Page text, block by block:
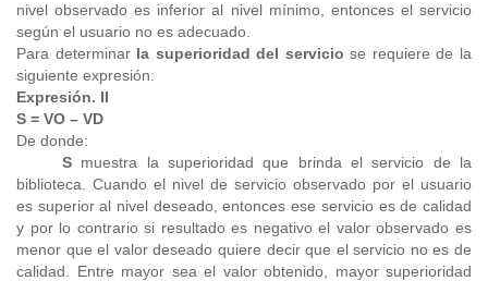
nivel observado es inferior al nivel mínimo, entonces el servicio
según el usuario no es adecuado.
Para determinar la superioridad del servicio se requiere de la
siguiente expresión:
Expresión. II
S = VO – VD
De donde:
Smuestra la superioridad que brinda el servicio de la
biblioteca. Cuando el nivel de servicio observado por el usuario
es superior al nivel deseado, entonces ese servicio es de calidad
y por lo contrario si resultado es negativo el valor observado es
menor que el valor deseado quiere decir que el servicio no es de
calidad. Entre mayor sea el valor obtenido, mayor superioridad